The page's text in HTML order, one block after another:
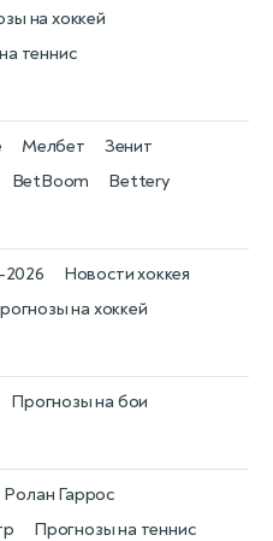
на хоккей
теннис
BetBoom
Мелбет
Bettery
Зенит
Новости хоккея
на хоккей
Прогнозы на бои
Прогнозы на теннис
Ролан Гаррос